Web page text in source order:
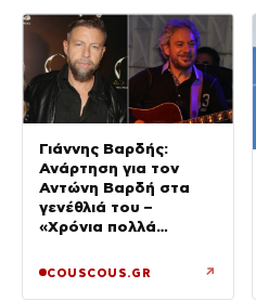
Γιάννης Βαρδής:
Ανάρτηση για τον
Αντώνη Βαρδή στα
γενέθλιά του –
«Χρόνια πολλά
COUSCOUS.GR ↗